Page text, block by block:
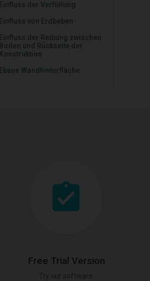
Einfluss der Verfüllung
Einfluss von Erdbeben
Einfluss der Reibung zwischen
Boden und Rückseite der
Konstruktion
Ebene Wandhinterfläche
Free Trial Version